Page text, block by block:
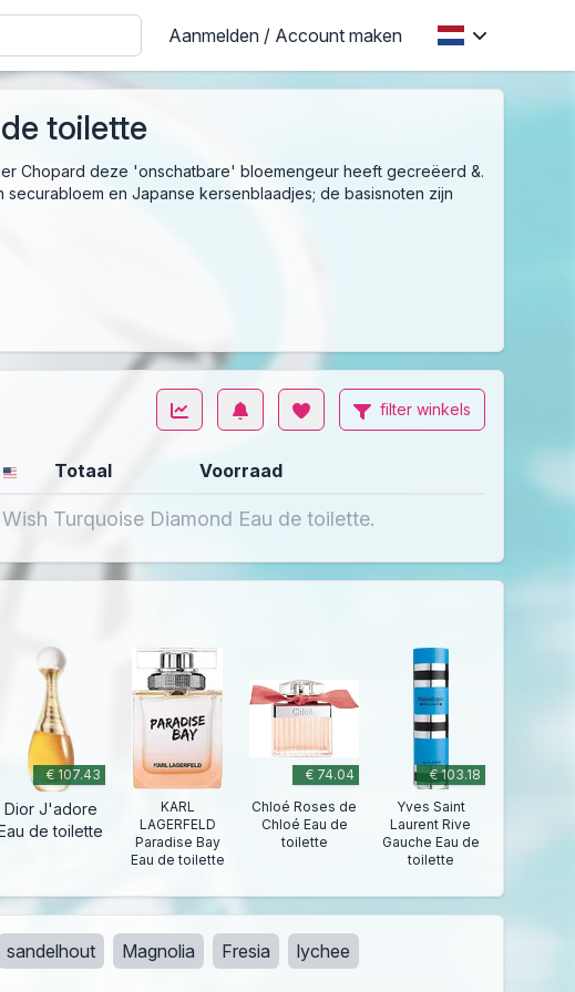
Aanmelden / Account maken
toilette
Chopard deze 'onschatbare' bloemengeur heeft gecreëerd &.
en Japanse kersenblaadjes; de basisnoten zijn
filter winkels
Totaal Voorraad
Turquoise Diamond Eau de toilette.
€ 107.43
Dior J'adore
de toilette
KARL
LAGERFELD
Paradise Bay
Eau de toilette
€ 74.04
Chloé Roses de
Chloé Eau de
toilette
€ 103.18
Yves Saint
Laurent Rive
Gauche Eau de
toilette
sandelhout Magnolia Fresia
lychee